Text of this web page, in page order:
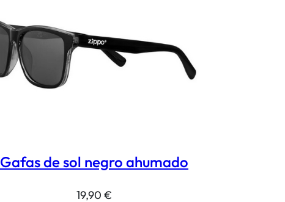
Gafas de sol negro ahumado
19,90 €